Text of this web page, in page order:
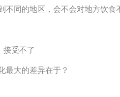
不同的地区，会不会对地方饮食
接受不了
最大的差异在于？